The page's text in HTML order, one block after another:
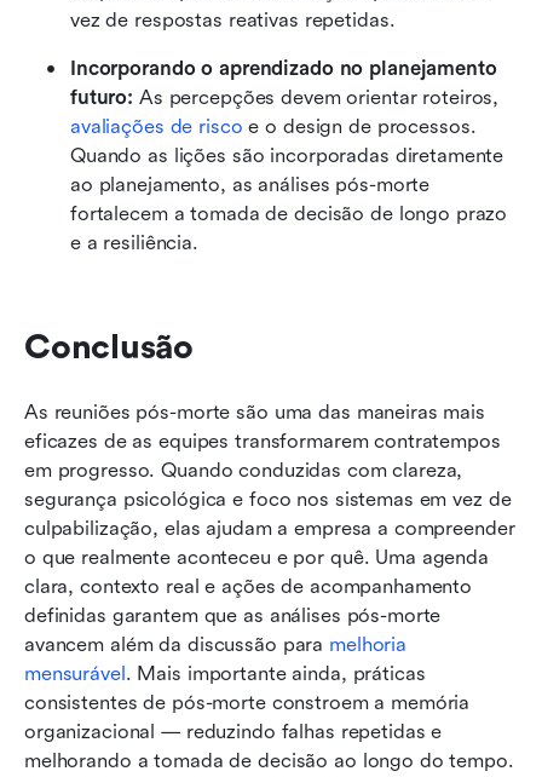
vez de respostas reativas repetidas.
Incorporando o aprendizado no planejamento
futuro:
avaliações de risco e o design de processos.
Quando as lições são incorporadas diretamente
ao planejamento, as análises pós-morte
fortalecem a tomada de decisão de longo prazo
e a resiliência.
Conclusão
As reuniões pós-morte são uma das maneiras mais
eficazes de as equipes transformarem contratempos
em progresso. Quando conduzidas com clareza,
segurança psicológica e foco nos sistemas em vez de
culpabilização, elas ajudam a empresa a compreender
o que realmente aconteceu e por quê. Uma agenda
clara, contexto real e ações de acompanhamento
definidas garantem que as análises pós-morte
avancem além da discussão para melhoria
mensurável . Mais importante ainda, práticas
consistentes de pós-morte constroem a memória
organizacional — reduzindo falhas repetidas e
melhorando a tomada de decisão ao longo do tempo.